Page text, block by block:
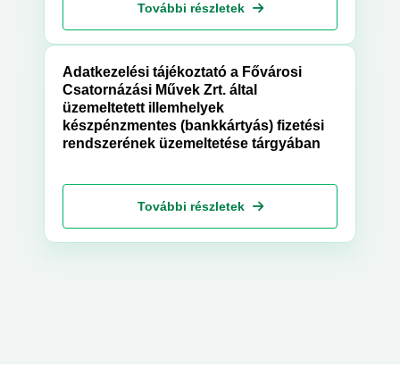
További részletek
Adatkezelési tájékoztató a Fővárosi
Csatornázási Művek Zrt. által
üzemeltetett illemhelyek
készpénzmentes (bankkártyás) fizetési
rendszerének üzemeltetése tárgyában
További részletek